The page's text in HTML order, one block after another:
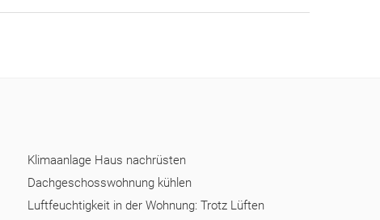
Klimaanlage Haus nachrüsten
Dachgeschosswohnung kühlen
Luftfeuchtigkeit in der Wohnung: Trotz Lüften